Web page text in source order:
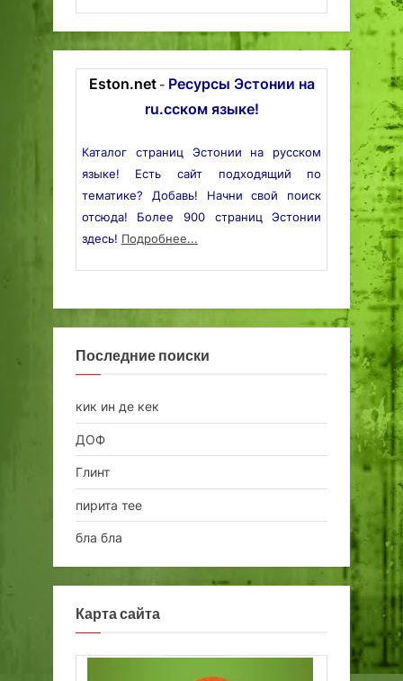
Eston.net- Ресурсы Эстонии на
ru.сском языке!
Каталог страниц Эстонии на русском
языке! Есть сайт подходящий по
тематике? Добавь! Начни свой поиск
отсюда! Более 900 страниц Эстонии
здесь! Подробнее...
Последние поиски
кик ин де кек
ДОФ
Глинт
пирита тее
бла бла
Карта сайта